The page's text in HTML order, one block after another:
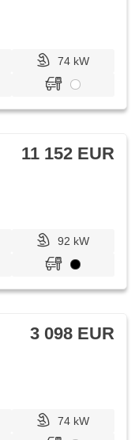
74 kW
11 152 EUR
92 kW
3 098 EUR
74 kW